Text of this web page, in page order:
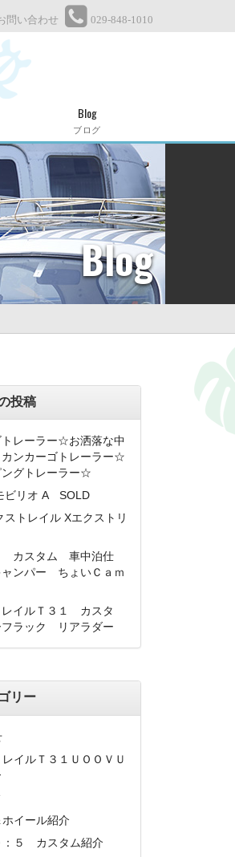
問い合わせ 029-848-1010
Blog
ブログ
Blog
投稿
レーラー☆お洒落な中
ンカーゴトレーラー☆
ングトレーラー☆
ビリオ A SOLD
ストレイル Xエクストリ
カスタム 車中泊仕
ンパー ちょいＣａｍ
レイルＴ３１ カスタ
ラック リアラダー
リー
イルＴ３１ＵＯＯＶＵ
ホイール紹介
：５ カスタム紹介